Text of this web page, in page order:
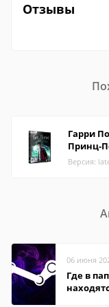
Отзывы
Гарри
Принц-
Версия:
06 июня
Где в